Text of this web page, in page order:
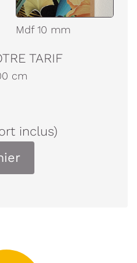
Mdf 10 mm
TARIF
cm
inclus)